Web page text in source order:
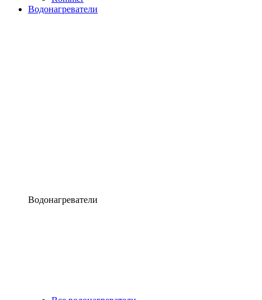
Водонагреватели
Водонагреватели